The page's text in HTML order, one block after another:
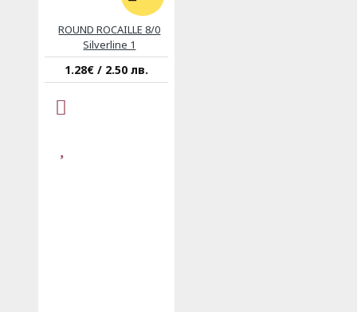
ROUND ROCAILLE 8/0
Silverline 1
1.28€ / 2.50 лв.